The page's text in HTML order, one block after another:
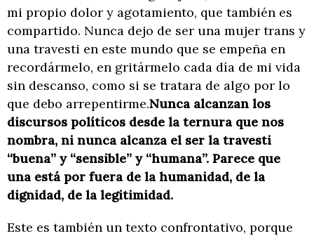
mi propio dolor y agotamiento, que también es
compartido. Nunca dejo de ser una mujer trans y
una travesti en este mundo que se empeña en
recordármelo, en gritármelo cada día de mi vida
sin descanso, como si se tratara de algo por lo
que debo arrepentirme.Nunca alcanzan los
discursos políticos desde la ternura que nos
nombra, ni nunca alcanza el ser la travesti
“buena” y “sensible” y “humana”. Parece que
una está por fuera de la humanidad, de la
dignidad, de la legitimidad.
Este es también un texto confrontativo, porque